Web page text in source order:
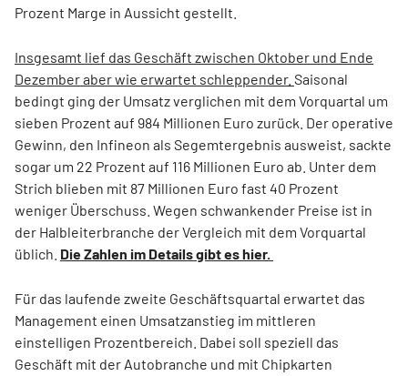
Prozent Marge in Aussicht gestellt.
Insgesamt lief das Geschäft zwischen Oktober und Ende
Dezember aber wie erwartet schleppender. Saisonal
bedingt ging der Umsatz verglichen mit dem Vorquartal um
sieben Prozent auf 984 Millionen Euro zurück. Der operative
Gewinn, den Infineon als Segemtergebnis ausweist, sackte
sogar um 22 Prozent auf 116 Millionen Euro ab. Unter dem
Strich blieben mit 87 Millionen Euro fast 40 Prozent
weniger Überschuss. Wegen schwankender Preise ist in
der Halbleiterbranche der Vergleich mit dem Vorquartal
üblich. Die Zahlen im Details gibt es hier.
Für das laufende zweite Geschäftsquartal erwartet das
Management einen Umsatzanstieg im mittleren
einstelligen Prozentbereich. Dabei soll speziell das
Geschäft mit der Autobranche und mit Chipkarten